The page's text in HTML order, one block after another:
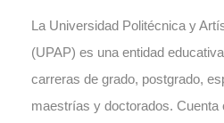
La Universidad Politécnica y
(UPAP) es una entidad
carreras de grado, postgrado,
maestrías y doctorados. Cuenta